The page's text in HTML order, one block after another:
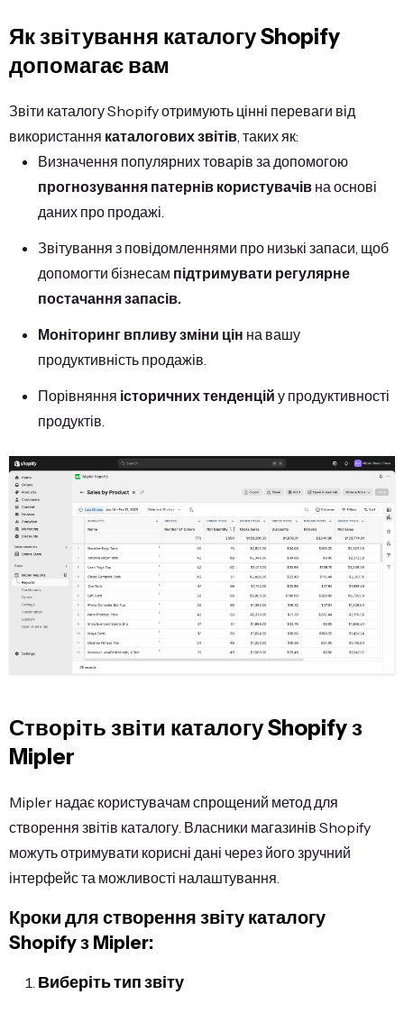
Як звітування каталогу Shopify
допомагає вам
Звіти каталогу Shopify отримують цінні переваги від
використання каталогових звітів , таких як:
Визначення популярних товарів за допомогою
прогнозування патернів користувачів на основі
даних про продажі.
Звітування з повідомленнями про низькі запаси, щоб
допомогти бізнесам підтримувати регулярне
постачання запасів.
Моніторинг впливу зміни цін на вашу
продуктивність продажів.
Порівняння історичних тенденцій у продуктивності
продуктів.
Створіть звіти каталогу Shopify з
Mipler
Mipler надає користувачам спрощений метод для
створення звітів каталогу. Власники магазинів Shopify
можуть отримувати корисні дані через його зручний
інтерфейс та можливості налаштування.
Кроки для створення звіту каталогу
Shopify з Mipler:
Виберіть тип звіту